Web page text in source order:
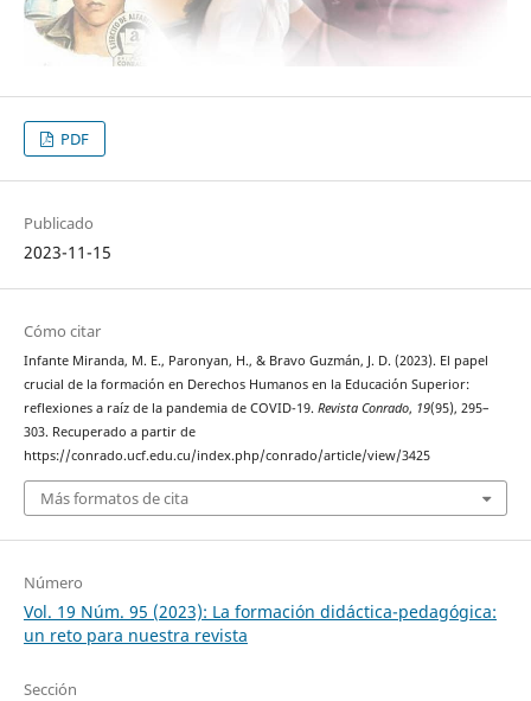
PDF
Publicado
2023-11-15
Cómo citar
Infante Miranda, M. E., Paronyan, H., & Bravo Guzmán, J. D. (2023). El papel
crucial de la formación en Derechos Humanos en la Educación Superior:
reflexiones a raíz de la pandemia de COVID-19. Revista Conrado, 19(95), 295–
303. Recuperado a partir de
https://conrado.ucf.edu.cu/index.php/conrado/article/view/3425
Más formatos de cita
Número
Vol. 19 Núm. 95 (2023): La formación didáctica-pedagógica:
un reto para nuestra revista
Sección